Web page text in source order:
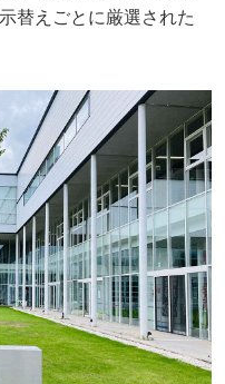
替えごとに厳選された